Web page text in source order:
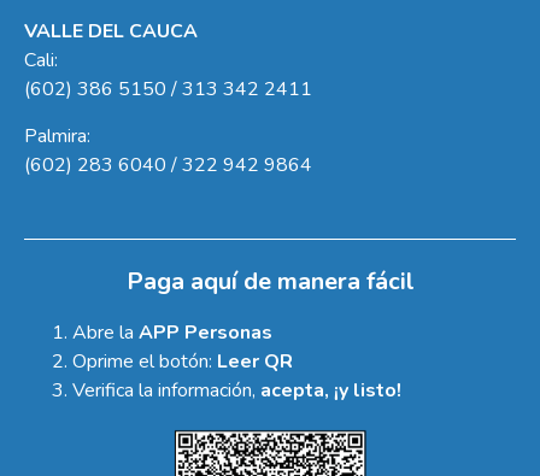
VALLE DEL CAUCA
Cali:
(602) 386 5150 / 313 342 2411
Palmira:
(602) 283 6040 / 322 942 9864
Paga aquí de manera fácil
Abre la APP Personas
Oprime el botón: Leer QR
Verifica la información, acepta, ¡y listo!